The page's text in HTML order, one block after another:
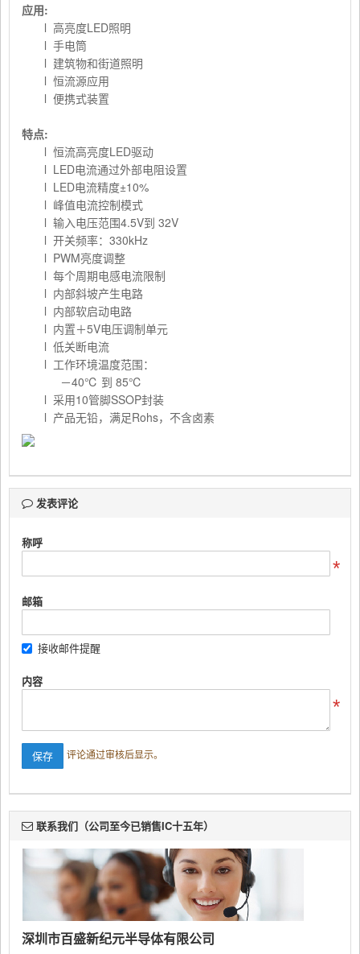
应用:
l 高亮度LED照明
l 手电筒
l 建筑物和街道照明
l 恒流源应用
l 便携式装置
特点:
l 恒流高亮度LED驱动
l LED电流通过外部电阻设置
l LED电流精度±10%
l 峰值电流控制模式
l 输入电压范围4.5V到 32V
l 开关频率：330kHz
l PWM亮度调整
l 每个周期电感电流限制
l 内部斜坡产生电路
l 内部软启动电路
l 内置＋5V电压调制单元
l 低关断电流
l 工作环境温度范围：
－40℃ 到 85℃
l 采用10管脚SSOP封装
l 产品无铅，满足Rohs，不含卤素
发表评论
称呼
邮箱
接收邮件提醒
内容
评论通过审核后显示。
联系我们（公司至今已销售IC十五年）
深圳市百盛新纪元半导体有限公司